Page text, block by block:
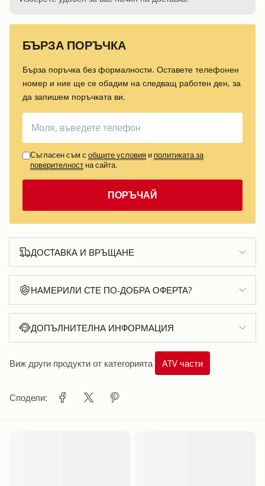
БЪРЗА ПОРЪЧКА
Бърза поръчка без формалности. Оставете телефонен
номер и ние ще се обадим на следващ работен ден, за
да запишем поръчката ви.
Съгласен съм с общите условия и политиката за
поверителност на сайта.
ПОРЪЧАЙ
ДОСТАВКА И ВРЪЩАНЕ
НАМЕРИЛИ СТЕ ПО-ДОБРА ОФЕРТА?
ДОПЪЛНИТЕЛНА ИНФОРМАЦИЯ
Виж други продукти от категорията ATV части
Сподели: